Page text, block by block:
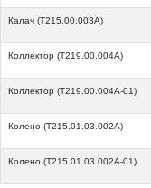
Калач (Т215.00.003А)
Коллектор (Т219.00.004А)
Коллектор (Т219.00.004А-01)
Колено (Т215.01.03.002А)
Колено (Т215.01.03.002А-01)